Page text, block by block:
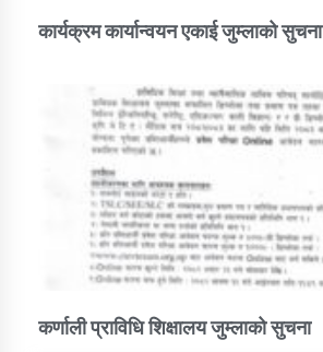
कार्यक्रम कार्यान्वयन एकाई जुम्लाको सुचना
कर्णाली प्राविधि शिक्षालय जुम्लाको सुचना